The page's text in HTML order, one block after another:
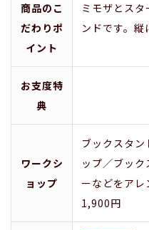
商品のこ
だわりポ
イント
ミモザとス
ンドです。縦
お支度特
典
ワークシ
ョップ
ブックスタ
ップ／ブッ
ーなどをア
1,900円